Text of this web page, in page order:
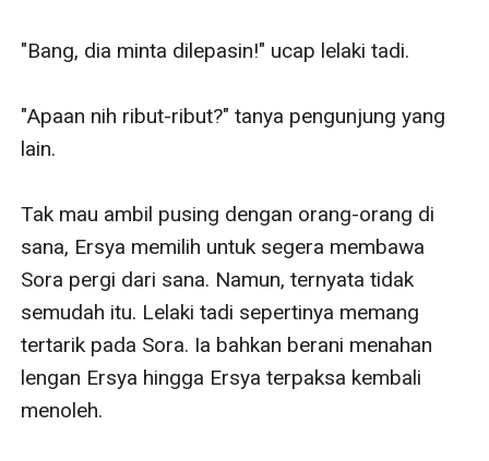
"Bang, dia minta dilepasin!" ucap lelaki tadi.
"Apaan nih ribut-ribut?" tanya pengunjung yang
lain.
Tak mau ambil pusing dengan orang-orang di
sana, Ersya memilih untuk segera membawa
Sora pergi dari sana. Namun, ternyata tidak
semudah itu. Lelaki tadi sepertinya memang
tertarik pada Sora. Ia bahkan berani menahan
lengan Ersya hingga Ersya terpaksa kembali
menoleh.